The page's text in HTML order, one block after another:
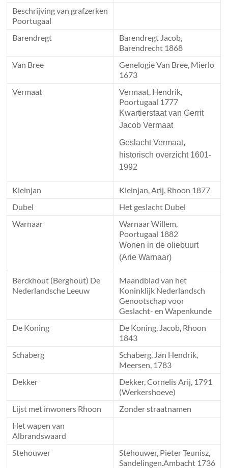
Beschrijving van grafzerken
Poortugaal
Barendregt
Barendregt Jacob,
Barendrecht 1868
Van Bree
Genelogie Van Bree, Mierlo
1673
Vermaat
Vermaat, Hendrik,
Poortugaal 1777
Kwartierstaat van Gerrit
Jacob Vermaat
Geslacht Vermaat,
historisch overzicht 1601-
1992
Kleinjan
Kleinjan, Arij, Rhoon 1877
Dubel
Het geslacht Dubel
Warnaar
Warnaar Willem,
Poortugaal 1882
Wonen in de oliebuurt
(Arie Warnaar)
Berckhout (Berghout) De
Nederlandsche Leeuw
Maandblad van het
Koninklijk Nederlandsch
Genootschap voor
Geslacht- en Wapenkunde
De Koning
De Koning, Jacob, Rhoon
1843
Schaberg
Schaberg, Jan Hendrik,
Meersen, 1783
Dekker
Dekker, Cornelis Arij, 1791
(Werkershoeve)
Lijst met inwoners Rhoon
Zonder straatnamen
Het wapen van
Albrandswaard
Stehouwer
Stehouwer, Pieter Teunisz,
Sandelingen.Ambacht 1736